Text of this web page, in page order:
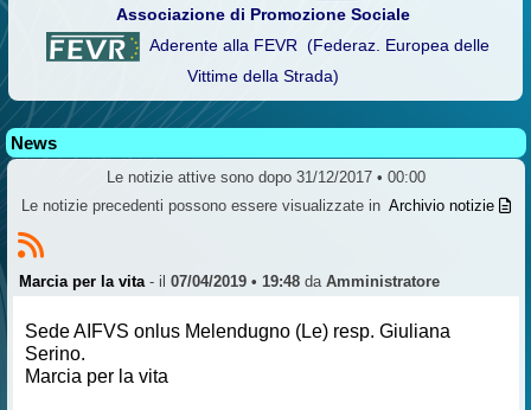
Associazione di Promozione Sociale
Aderente alla FEVR (Federaz. Europea delle
Vittime della Strada)
News
Le notizie attive sono dopo 31/12/2017 • 00:00
Le notizie precedenti possono essere visualizzate in Archivio notizie
Marcia per la vita - il 07/04/2019 • 19:48da Amministratore
Sede AIFVS onlus Melendugno (Le) resp. Giuliana
Serino.
Marcia per la vita